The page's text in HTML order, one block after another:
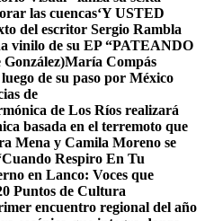
las cuencas‘Y USTED
del escritor Sergio Rambla
vinilo de su EP “PATEANDO
María Compás
de su paso por México
de
de Los Ríos realizará
basada en el terremoto que
Mena y Camila Moreno se
Respiro En Tu
en Lanco: Voces que
Puntos de Cultura
encuentro regional del año